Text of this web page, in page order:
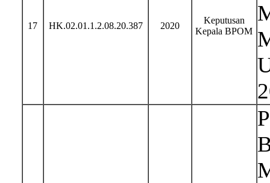
17 HK.02.01.1.2.08.20.387 2020
Keputusan
Kepala BPOM